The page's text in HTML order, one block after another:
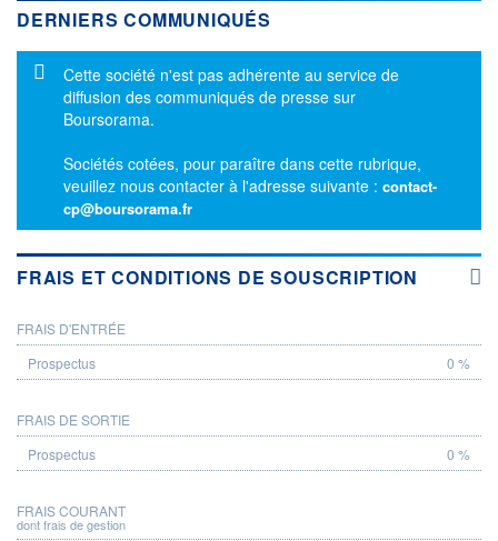
DERNIERS COMMUNIQUÉS
Message d'information
Cette société n'est pas adhérente au service de
diffusion des communiqués de presse sur
Boursorama.
Sociétés cotées, pour paraître dans cette rubrique,
veuillez nous contacter à l'adresse suivante : contact-
cp@boursorama.fr
FRAIS ET CONDITIONS DE SOUSCRIPTION
PROSPECTUS
FRAIS D'ENTRÉE
0 %
FRAIS DE SORTIE
0 %
FRAIS COURANT
dont frais de gestion